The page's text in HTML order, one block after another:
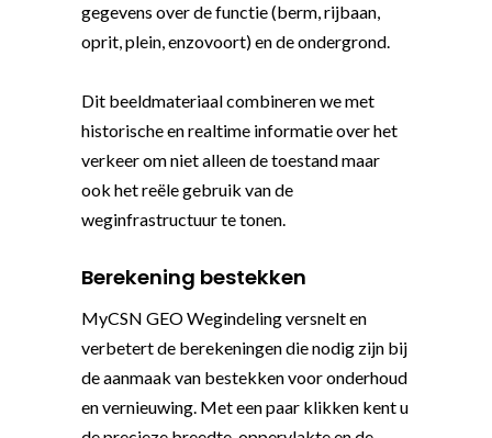
gegevens over de functie (berm, rijbaan,
oprit, plein, enzovoort) en de ondergrond.
Dit beeldmateriaal combineren we met
historische en realtime informatie over het
verkeer om niet alleen de toestand maar
ook het reële gebruik van de
weginfrastructuur te tonen.
Berekening bestekken
MyCSN GEO Wegindeling versnelt en
verbetert de berekeningen die nodig zijn bij
de aanmaak van bestekken voor onderhoud
en vernieuwing. Met een paar klikken kent u